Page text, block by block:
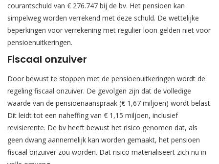
courantschuld van € 276.747 bij de bv. Het pensioen kan
simpelweg worden verrekend met deze schuld. De wettelijke
beperkingen voor verrekening met regulier loon gelden niet voor
pensioenuitkeringen.
Fiscaal onzuiver
Door bewust te stoppen met de pensioenuitkeringen wordt de
regeling fiscaal onzuiver. De gevolgen zijn dat de volledige
waarde van de pensioenaanspraak (€ 1,67 miljoen) wordt belast.
Dit leidt tot een naheffing van € 1,15 miljoen, inclusief
revisierente. De bv heeft bewust het risico genomen dat, als
geen dwang aannemelijk kan worden gemaakt, het pensioen
fiscaal onzuiver zou worden. Dat risico materialiseert zich nu in